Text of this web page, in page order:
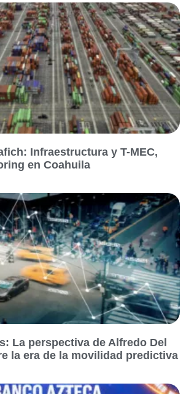
Infraestructura y T-MEC,
en Coahuila
La perspectiva de Alfredo Del
la era de la movilidad predictiva